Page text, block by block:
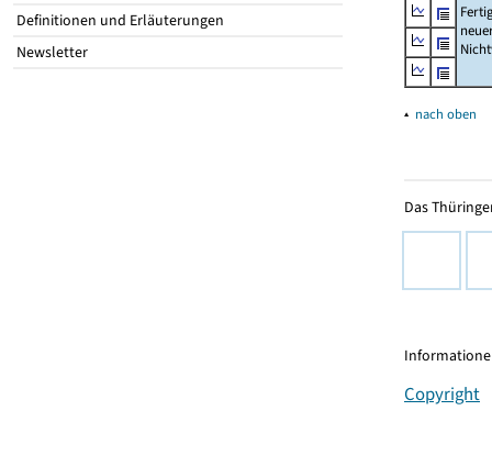
Definitionen und Erläuterungen
Newsletter
▴ nach oben
Das
Copyright